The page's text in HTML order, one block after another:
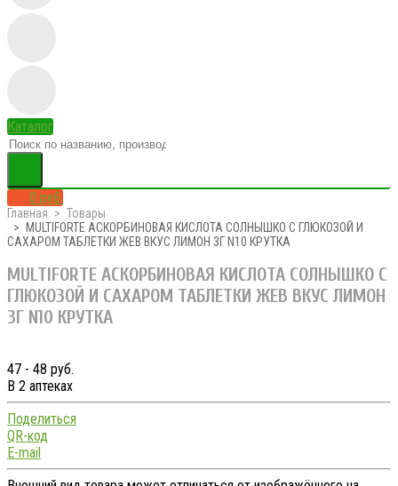
Каталог
0 руб.
Главная
Товары
MULTIFORTE АСКОРБИНОВАЯ КИСЛОТА СОЛНЫШКО С ГЛЮКОЗОЙ И
САХАРОМ ТАБЛЕТКИ ЖЕВ ВКУС ЛИМОН 3Г N10 КРУТКА
MULTIFORTE АСКОРБИНОВАЯ КИСЛОТА СОЛНЫШКО С
ГЛЮКОЗОЙ И САХАРОМ ТАБЛЕТКИ ЖЕВ ВКУС ЛИМОН
3Г N10 КРУТКА
47 - 48 руб.
В 2 аптеках
Поделиться
QR-код
E-mail